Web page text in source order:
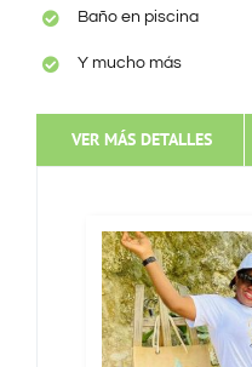
Baño en piscina
Y mucho más
VER MÁS DETALLES